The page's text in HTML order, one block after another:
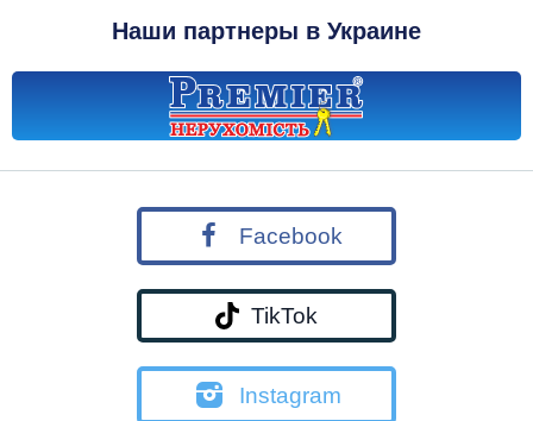
Наши партнеры в Украине
Facebook
TikTok
Instagram